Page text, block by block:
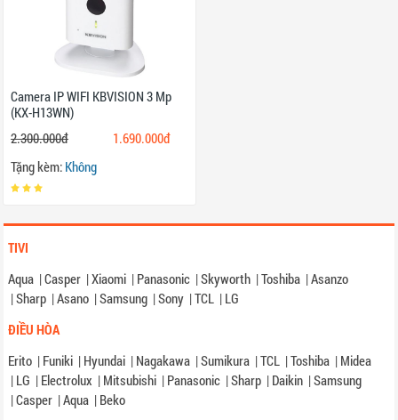
Camera IP WIFI KBVISION 3 Mp
(KX-H13WN)
2.300.000đ
1.690.000đ
Tặng kèm: Không
TIVI
Aqua |Casper |Xiaomi | Panasonic |Skyworth |Toshiba |Asanzo
|Sharp |Asano |Samsung |Sony |TCL | LG
ĐIỀU HÒA
Erito | Funiki | Hyundai | Nagakawa |Sumikura |TCL |Toshiba | Midea
| LG | Electrolux | Mitsubishi | Panasonic |Sharp | Daikin |Samsung
|Casper |Aqua | Beko